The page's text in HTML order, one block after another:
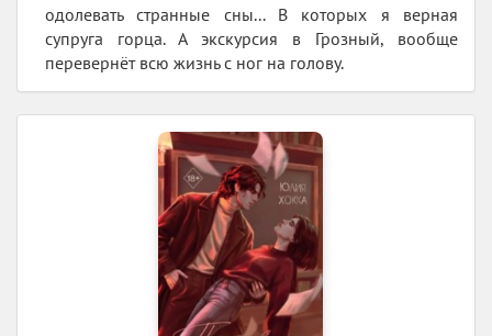
одолевать странные сны... В которых я верная
супруга горца. А экскурсия в Грозный, вообще
перевернёт всю жизнь с ног на голову.